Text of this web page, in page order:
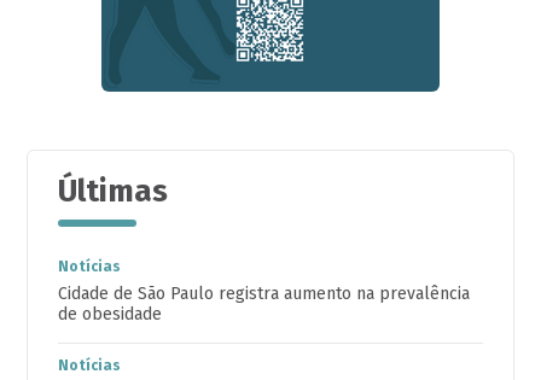
Últimas
Notícias
Cidade de São Paulo registra aumento na prevalência
de obesidade
Notícias